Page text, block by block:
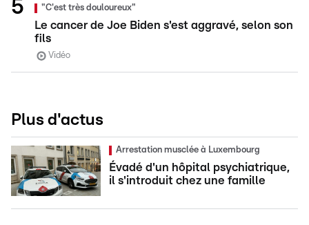
"C'est très douloureux"
Le cancer de Joe Biden s'est aggravé, selon son
fils
Vidéo
Plus d'actus
Arrestation musclée à Luxembourg
Évadé d'un hôpital psychiatrique,
il s'introduit chez une famille